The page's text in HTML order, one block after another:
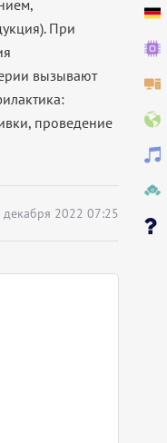
При
вызывают
проведение
декабря 2022 07:25